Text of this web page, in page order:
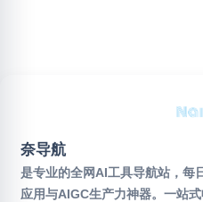
奈导航
是专业的全网AI工具导航站，每
应用与AIGC生产力神器。一站